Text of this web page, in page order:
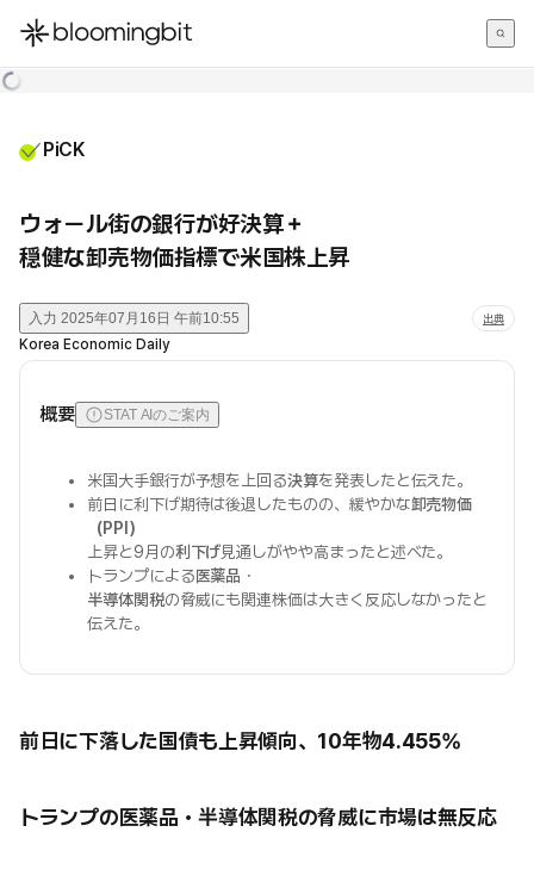
한국어
PiCK
ウォール街の銀行が好決算＋
穏健な卸売物価指標で米国株上昇
入力 2025年07月16日 午前10:55 出典
Korea Economic Daily
概要 STAT AIのご案内
米国大手銀行が予想を上回る決算を発表したと伝えた。
前日に利下げ期待は後退したものの、緩やかな卸売物価
（PPI）
上昇と9月の利下げ見通しがやや高まったと述べた。
トランプによる医薬品 ・
半導体関税の脅威にも関連株価は大きく反応しなかったと
伝えた。
前日に下落した国債も上昇傾向、10年物4.455%
トランプの医薬品・半導体関税の脅威に市場は無反応